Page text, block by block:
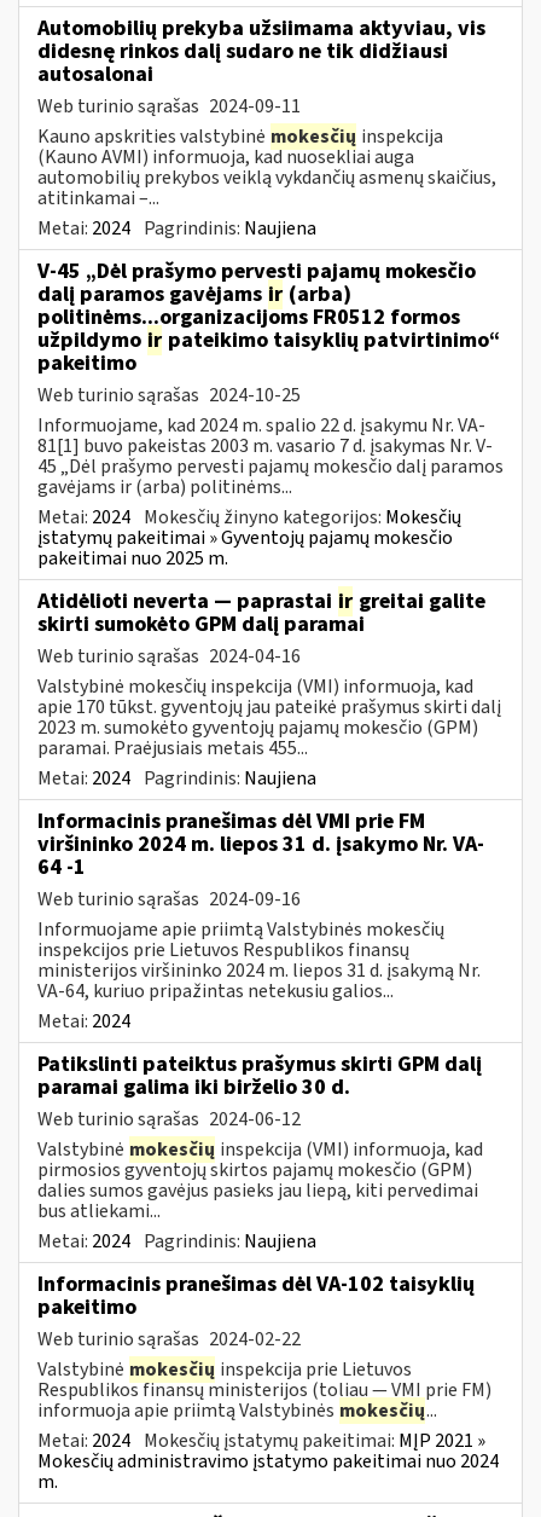
Automobilių prekyba užsiimama aktyviau, vis
didesnę rinkos dalį sudaro ne tik didžiausi
autosalonai
Web turinio sąrašas 2024-09-11
Kauno apskrities valstybinė mokesčių inspekcija
(Kauno AVMI) informuoja, kad nuosekliai auga
automobilių prekybos veiklą vykdančių asmenų skaičius,
atitinkamai –...
Metai: 2024 Pagrindinis: Naujiena
V-45 „Dėl prašymo pervesti pajamų mokesčio
dalį paramos gavėjams ir (arba)
politinėms...organizacijoms FR0512 formos
užpildymo ir pateikimo taisyklių patvirtinimo“
pakeitimo
Web turinio sąrašas 2024-10-25
Informuojame, kad 2024 m. spalio 22 d. įsakymu Nr. VA-
81[1] buvo pakeistas 2003 m. vasario 7 d. įsakymas Nr. V-
45 „Dėl prašymo pervesti pajamų mokesčio dalį paramos
gavėjams ir (arba) politinėms...
Metai: 2024 Mokesčių žinyno kategorijos: Mokesčių
įstatymų pakeitimai » Gyventojų pajamų mokesčio
pakeitimai nuo 2025 m.
Atidėlioti neverta — paprastai ir greitai galite
skirti sumokėto GPM dalį paramai
Web turinio sąrašas 2024-04-16
Valstybinė mokesčių inspekcija (VMI) informuoja, kad
apie 170 tūkst. gyventojų jau pateikė prašymus skirti dalį
2023 m. sumokėto gyventojų pajamų mokesčio (GPM)
paramai. Praėjusiais metais 455...
Metai: 2024 Pagrindinis: Naujiena
Informacinis pranešimas dėl VMI prie FM
viršininko 2024 m. liepos 31 d. įsakymo Nr. VA-
64 -1
Web turinio sąrašas 2024-09-16
Informuojame apie priimtą Valstybinės mokesčių
inspekcijos prie Lietuvos Respublikos finansų
ministerijos viršininko 2024 m. liepos 31 d. įsakymą Nr.
VA-64, kuriuo pripažintas netekusiu galios...
Metai: 2024
Patikslinti pateiktus prašymus skirti GPM dalį
paramai galima iki birželio 30 d.
Web turinio sąrašas 2024-06-12
Valstybinė mokesčių inspekcija (VMI) informuoja, kad
pirmosios gyventojų skirtos pajamų mokesčio (GPM)
dalies sumos gavėjus pasieks jau liepą, kiti pervedimai
bus atliekami...
Metai: 2024 Pagrindinis: Naujiena
Informacinis pranešimas dėl VA-102 taisyklių
pakeitimo
Web turinio sąrašas 2024-02-22
Valstybinė mokesčių inspekcija prie Lietuvos
Respublikos finansų ministerijos (toliau ― VMI prie FM)
informuoja apie priimtą Valstybinės mokesčių...
Metai: 2024 Mokesčių įstatymų pakeitimai: MĮP 2021 »
Mokesčių administravimo įstatymo pakeitimai nuo 2024
m.